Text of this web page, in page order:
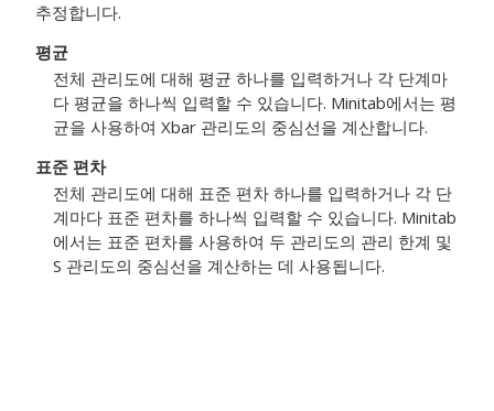
추정합니다.
평균
전체 관리도에 대해 평균 하나를 입력하거나 각 단계마
다 평균을 하나씩 입력할 수 있습니다. Minitab에서는 평
균을 사용하여 Xbar 관리도의 중심선을 계산합니다.
표준 편차
전체 관리도에 대해 표준 편차 하나를 입력하거나 각 단
계마다 표준 편차를 하나씩 입력할 수 있습니다. Minitab
에서는 표준 편차를 사용하여 두 관리도의 관리 한계 및
S 관리도의 중심선을 계산하는 데 사용됩니다.